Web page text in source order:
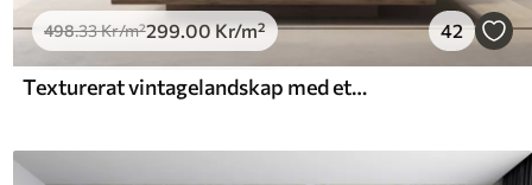
498.33Kr/m²299.00Kr/m² 42
Texturerat vintagelandskap med ett träd nära en flod och en molnig himmel, naturkonst i sepiatoner